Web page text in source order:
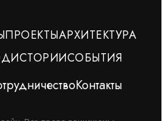
ПРОЕКТЫАРХИТЕКТУРА
ИСТОРИИСОБЫТИЯ
Контакты